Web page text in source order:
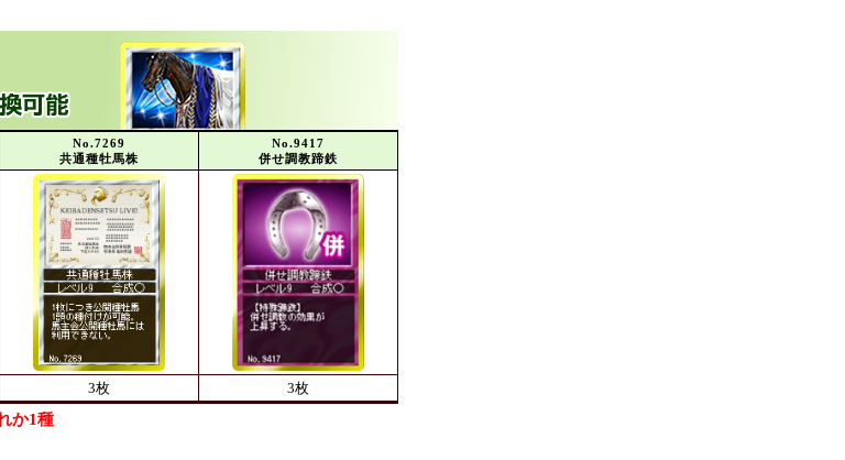
No.7269
共通種牡馬株
No.9417
併せ調教蹄鉄
3枚 3枚
か1種